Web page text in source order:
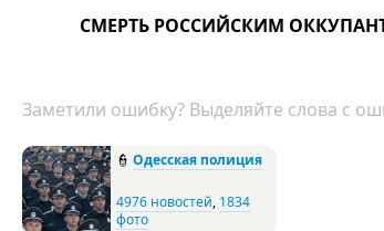
СМЕРТЬ РОССИЙСКИМ
Заметили ошибку? Выделяйте слова с
👮 Одесская полиция
4976 новостей, 1834
фото